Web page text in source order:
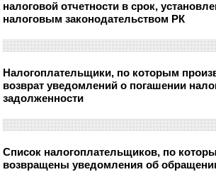
налоговой отчетности в срок,
налоговым законодательством РК
Налогоплательщики, по которым
возврат уведомлений о погашении
задолженности
Список налогоплательщиков, по
возвращены уведомления об